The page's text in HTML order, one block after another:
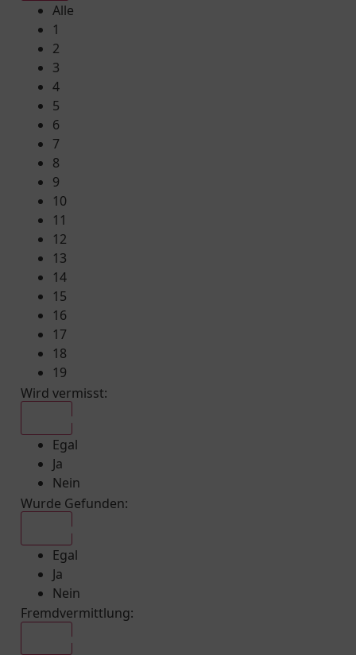
Alle
1
2
3
4
5
6
7
8
9
10
11
12
13
14
15
16
17
18
19
Wird vermisst:
Egal
Ja
Nein
Wurde Gefunden:
Egal
Ja
Nein
Fremdvermittlung: